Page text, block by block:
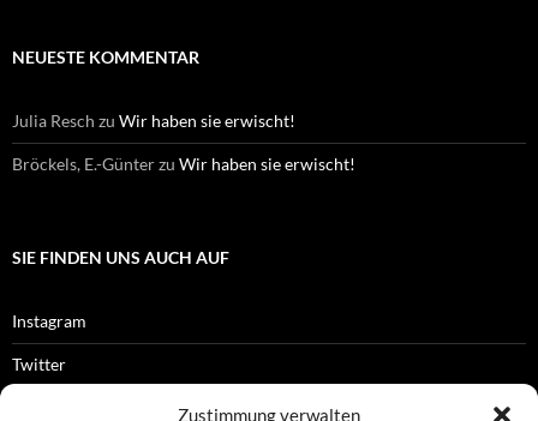
Zustimmung verwalten
NEUESTE KOMMENTAR
Julia Resch zu Wir haben sie erwischt!
Bröckels, E.-Günterzu Wir haben sie erwischt!
SIE FINDEN UNS AUCH AUF
Instagram
Twitter